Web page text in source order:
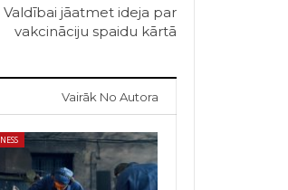
Valdībai jāatmet ideja par
vakcināciju spaidu kārtā
Vairāk No Autora